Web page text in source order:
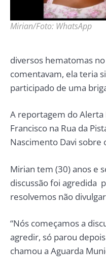
Mirian/Foto: WhatsApp
diversos hematomas
comentavam, ela teria
participado de uma
A reportagem do Alerta
Francisco na Rua da
Nascimento Davi sobre
Mirian tem (30) anos e
discussão foi agredida
resolvemos não
“Nós começamos a
agredir, só parou
chamou a Aguarda